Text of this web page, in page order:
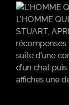
L'HOMME
STUART,
récompenses
suite d'une
d'un chat puis
affiches une